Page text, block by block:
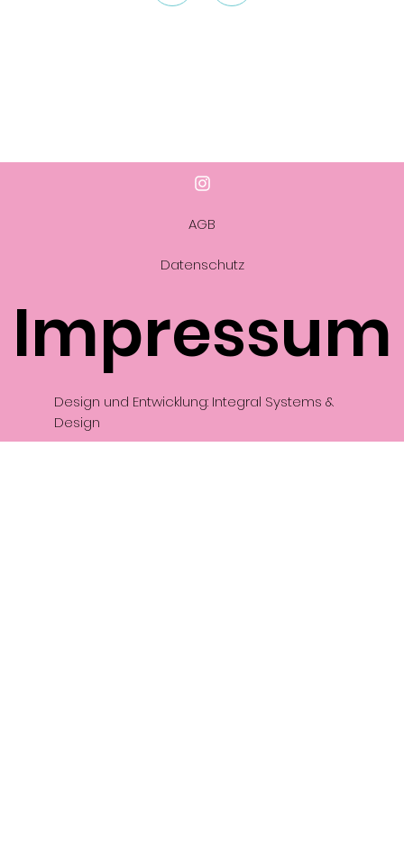
Design und Entwicklung: Integral Systems &
Design
AGB
Datenschutz
Impressum